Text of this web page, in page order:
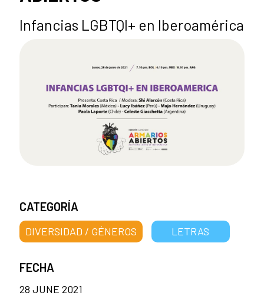
Infancias LGBTQI+ en Iberoamérica
CATEGORÍA
DIVERSIDAD / GÉNEROS LETRAS
FECHA
28 JUNE 2021